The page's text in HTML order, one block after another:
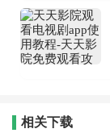
相关下载